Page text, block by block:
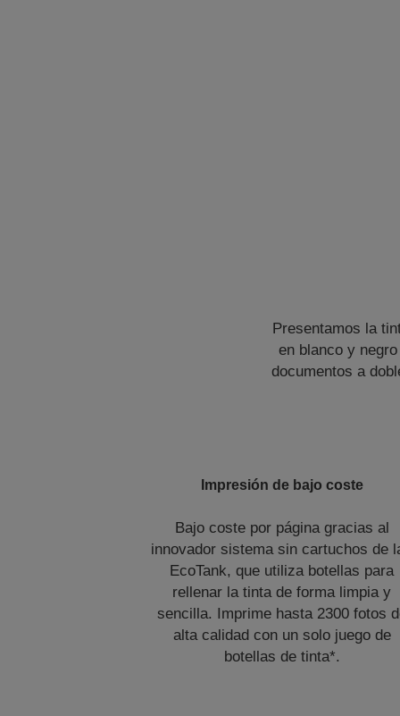
Presentamos la
en blanco y
documentos a
Impresión de bajo coste
Bajo coste por página gracias al
innovador sistema sin cartuchos de
EcoTank, que utiliza botellas para
rellenar la tinta de forma limpia y
sencilla. Imprime hasta 2300 fotos
alta calidad con un solo juego de
botellas de tinta*.